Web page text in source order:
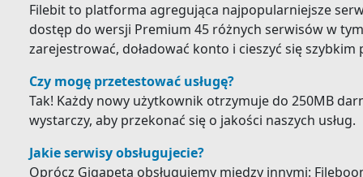
Filebit to platforma agregująca najpopularniejsze
dostęp do wersji Premium 45 różnych serwisów w
zarejestrować, doładować konto i cieszyć się szybkim
Czy mogę przetestować usługę?
Tak! Każdy nowy użytkownik otrzymuje do 250MB
wystarczy, aby przekonać się o jakości naszych usług.
Jakie serwisy obsługujecie?
Oprócz Gigapeta obsługujemy między innymi: